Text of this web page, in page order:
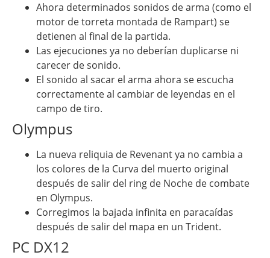
Ahora determinados sonidos de arma (como el
motor de torreta montada de Rampart) se
detienen al final de la partida.
Las ejecuciones ya no deberían duplicarse ni
carecer de sonido.
El sonido al sacar el arma ahora se escucha
correctamente al cambiar de leyendas en el
campo de tiro.
Olympus
La nueva reliquia de Revenant ya no cambia a
los colores de la Curva del muerto original
después de salir del ring de Noche de combate
en Olympus.
Corregimos la bajada infinita en paracaídas
después de salir del mapa en un Trident.
PC DX12